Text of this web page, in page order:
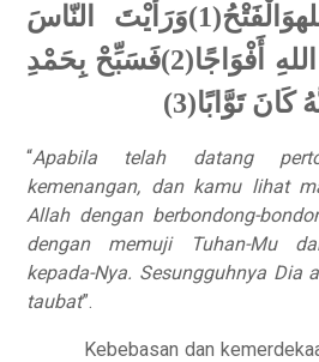
إِذَا جَاءَ نَصْرُ اللهوَالْفَتْحُ(1)وَرَأَيْتَ النّاسَ
يَدْخُلُونَ فِي دِينِ اللهِ أَفْوَاجًا(2)فَسَبِّحْ بِحَمْدِ
تَوَّابًا(3)
“Apabila telah datang
kemenangan, dan kamu lihat
Allah dengan berbondong-
dengan memuji Tuhan-Mu
kepada-Nya. Sesungguhnya Dia
taubat”.
Kebebasan dan